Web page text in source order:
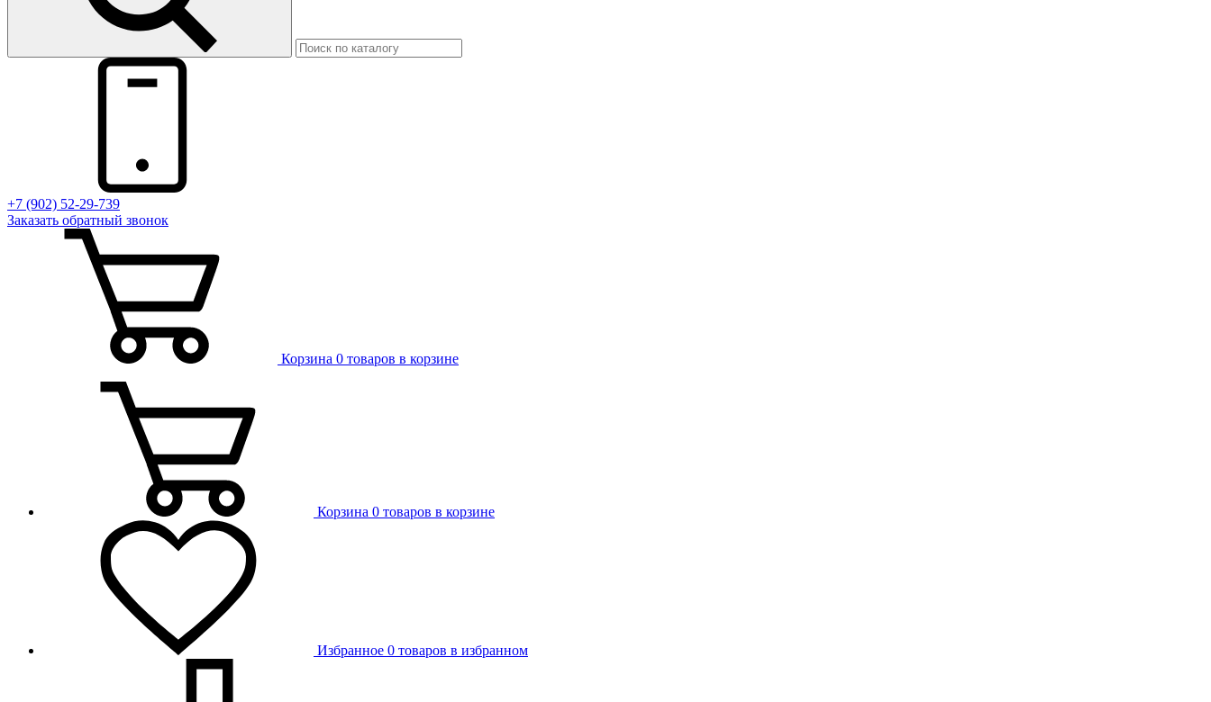
+7 (902) 52-29-739
Заказать обратный звонок
Корзина 0 товаров в корзине
Корзина 0 товаров в корзине
Избранное 0 товаров в избранном